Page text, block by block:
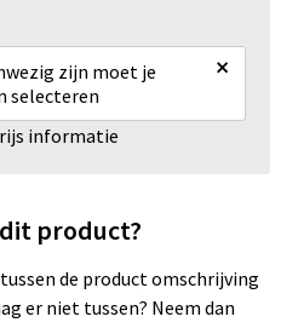
zijn moet je
selecteren
×
informatie
product?
de product omschrijving
er niet tussen? Neem dan